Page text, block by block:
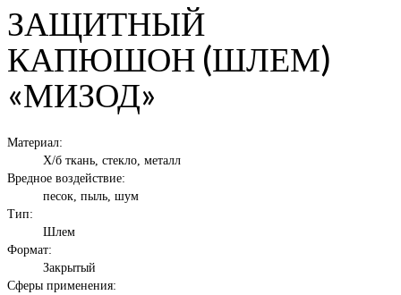
ЗАЩИТНЫЙ
КАПЮШОН (ШЛЕМ)
«МИЗОД»
Материал:
Х/б ткань, стекло, металл
Вредное воздействие:
песок, пыль, шум
Тип:
Шлем
Формат:
Закрытый
Сферы применения: